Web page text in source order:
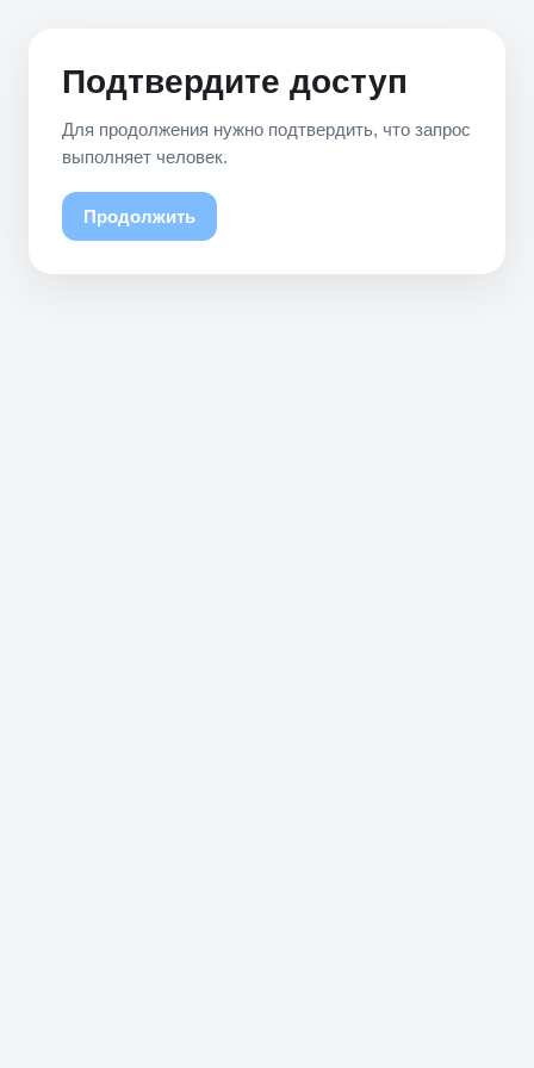
Подтвердите доступ
Для продолжения нужно подтвердить, что запрос
выполняет человек.
Продолжить